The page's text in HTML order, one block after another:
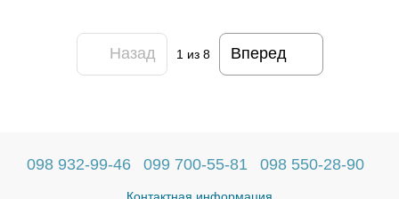
Назад 1 из 8 Вперед
098 932-99-46 099 700-55-81 098 550-28-90